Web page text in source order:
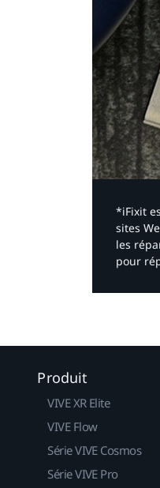
*iFixit
sites
les
pour
Produit
VIVE XR Elite
VIVE Flow
Série VIVE Cosmos
Série VIVE Pro